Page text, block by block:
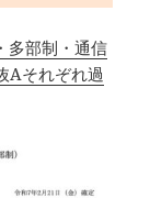
多部制・通信
Aそれぞれ過